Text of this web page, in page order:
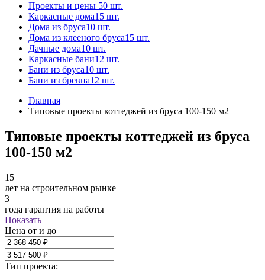
Проекты и цены 50 шт.
Каркасные дома15 шт.
Дома из бруса10 шт.
Дома из клееного бруса15 шт.
Дачные дома10 шт.
Каркасные бани12 шт.
Бани из бруса10 шт.
Бани из бревна12 шт.
Главная
Типовые проекты коттеджей из бруса 100-150 м2
Типовые проекты коттеджей из бруса
100-150 м2
15
лет на строительном рынке
3
года гарантия на работы
Показать
Цена от и до
Тип проекта: